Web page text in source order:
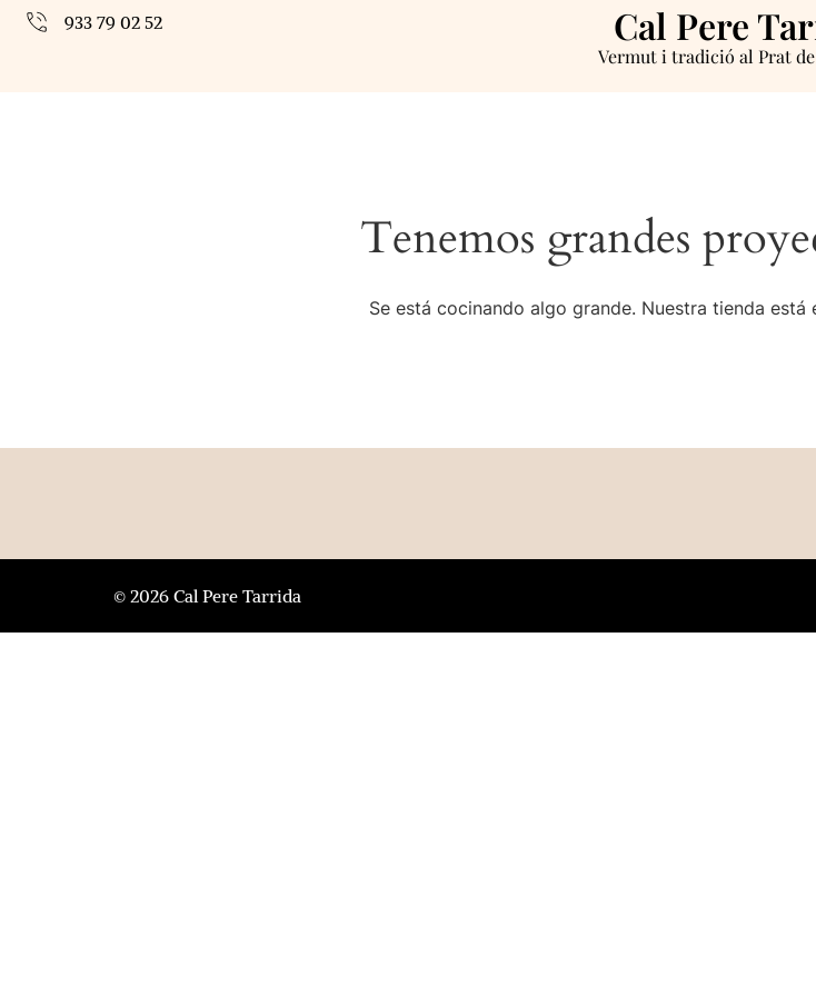
933 79 02 52 Cal Pere
Vermut i tradició al Prat
Tenemos grandes
Se está cocinando algo grande. Nuestra tienda
© 2026 Cal Pere Tarrida